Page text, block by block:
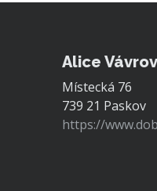
Alice
Místecká 76
739 21 Paskov
https://